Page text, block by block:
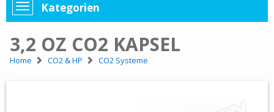
Kategorien
3,2 OZ CO2 KAPSEL
Home CO2 & HP CO2 Systeme